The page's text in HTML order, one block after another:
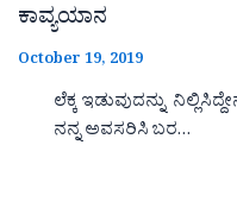
ಕಾವ್ಯಯಾನ
October 19, 2019
ಲೆಕ್ಕ ಇಡುವುದನ್ನು
ನನ್ನ ಅವಸರಿಸಿ ಬರ…